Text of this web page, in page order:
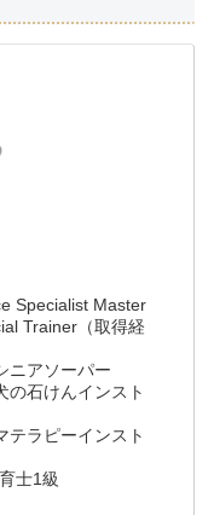
Specialist Master
Trainer（取得経
ニアソーパー
の石けんインスト
テラピーインスト
士1級